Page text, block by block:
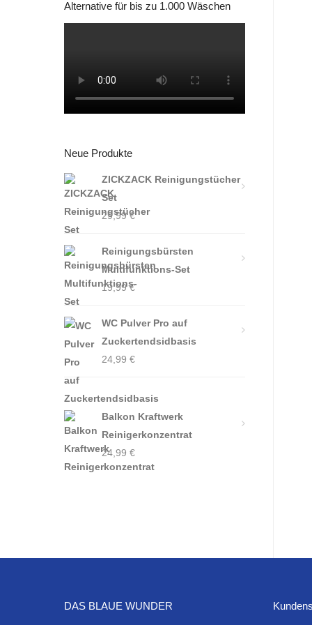
Alternative für bis zu 1.000 Wäschen
Neue Produkte
ZICKZACK Reinigungstücher
Set
29,99€
Reinigungsbürsten
Multifunktions-Set
19,99€
WC Pulver Pro auf
Zuckertendsidbasis
24,99 €
Balkon Kraftwerk
Reinigerkonzentrat
24,99 €
DAS BLAUE WUNDER